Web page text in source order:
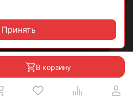
В корзину
Принять
Чат